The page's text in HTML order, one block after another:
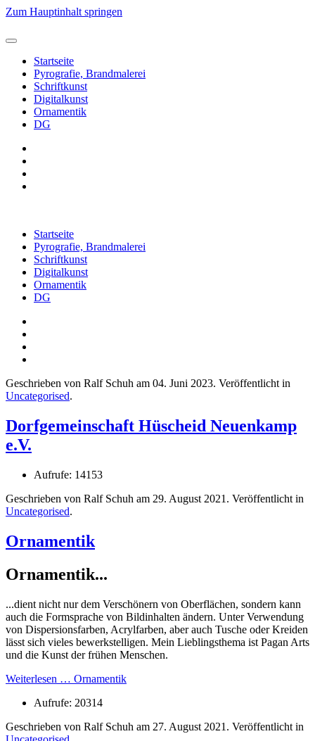
Zum Hauptinhalt springen
Startseite
Pyrografie, Brandmalerei
Schriftkunst
Digitalkunst
Ornamentik
DG
Startseite
Pyrografie, Brandmalerei
Schriftkunst
Digitalkunst
Ornamentik
DG
Geschrieben von Ralf Schuh am 04. Juni 2023. Veröffentlicht in
Uncategorised.
Dorfgemeinschaft Hüscheid Neuenkamp
e.V.
Aufrufe: 14153
Geschrieben von Ralf Schuh am 29. August 2021 . Veröffentlicht in
Uncategorised.
Ornamentik
Ornamentik...
...dient nicht nur dem Verschönern von Oberflächen, sondern kann
auch die Formsprache von Bildinhalten ändern. Unter Verwendung
von Dispersionsfarben, Acrylfarben, aber auch Tusche oder Kreiden
lässt sich vieles bewerkstelligen. Mein Lieblingsthema ist Pagan Arts
und die Kunst der frühen Menschen.
Weiterlesen … Ornamentik
Aufrufe: 20314
Geschrieben von Ralf Schuh am 27. August 2021 . Veröffentlicht in